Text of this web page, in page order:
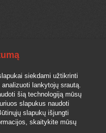
siekdami užtikrinti
lankytojų srautą.
šią technologiją mūsų
slapukus naudoti
slapukų išjungti
skaitykite mūsų